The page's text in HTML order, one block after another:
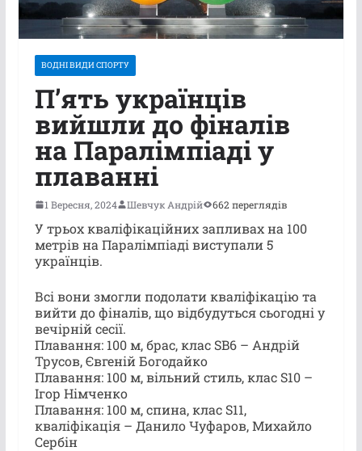
ВОДНІ ВИДИ СПОРТУ
П’ять українців
вийшли до фіналів
на Паралімпіаді у
плаванні
1 Вересня, 2024 Шевчук Андрій 662 переглядів
У трьох кваліфікаційних запливах на 100
метрів на Паралімпіаді виступали 5
українців.
Всі вони змогли подолати кваліфікацію та
вийти до фіналів, що відбудуться сьогодні у
вечірній сесії.
Плавання: 100 м, брас, клас SB6 – Андрій
Трусов, Євгеній Богодайко
Плавання: 100 м, вільний стиль, клас S10 –
Ігор Німченко
Плавання: 100 м, спина, клас S11,
кваліфікація – Данило Чуфаров, Михайло
Сербін